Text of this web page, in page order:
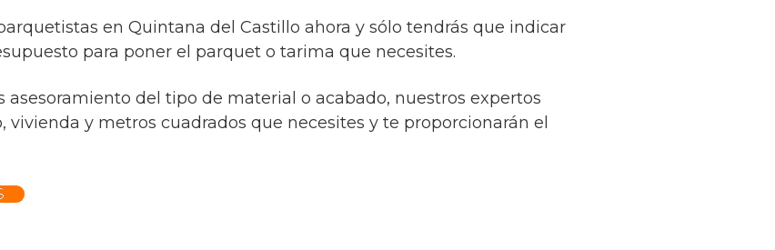
en Quintana del Castillo ahora y sólo tendrás que indicar
para poner el parquet o tarima que necesites.
asesoramiento del tipo de material o acabado, nuestros expertos
vivienda y metros cuadrados que necesites y te proporcionarán el